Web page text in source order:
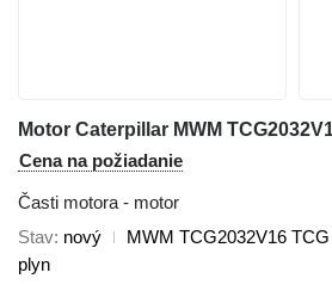
Cena na požiadanie
Časti motora - motor
Stav nový
MWM TCG2032V16
plyn